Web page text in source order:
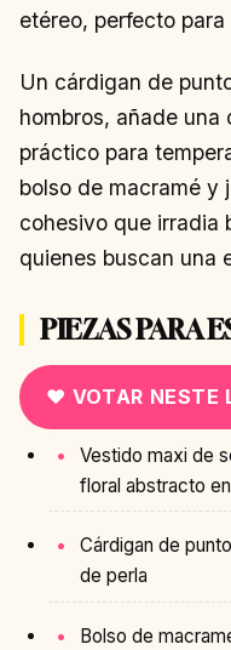
etéreo, perfecto
Un cárdigan de
hombros, añade
práctico para
bolso de macramé y
cohesivo que irradia
quienes buscan una
PIEZAS PARA
♥ VOTAR NESTE
Vestido maxi de
floral abstracto
Cárdigan de
de perla
Bolso de